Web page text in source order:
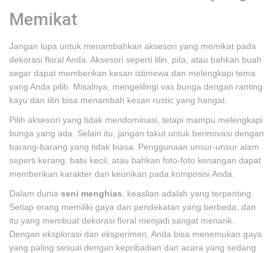
Memikat
Jangan lupa untuk menambahkan aksesori yang memikat pada
dekorasi floral Anda. Aksesori seperti lilin, pita, atau bahkan buah
segar dapat memberikan kesan istimewa dan melengkapi tema
yang Anda pilih. Misalnya, mengelilingi vas bunga dengan ranting
kayu dan lilin bisa menambah kesan rustic yang hangat.
Pilih aksesori yang tidak mendominasi, tetapi mampu melengkapi
bunga yang ada. Selain itu, jangan takut untuk berinovasi dengan
barang-barang yang tidak biasa. Penggunaan unsur-unsur alam
seperti kerang, batu kecil, atau bahkan foto-foto kenangan dapat
memberikan karakter dan keunikan pada komposisi Anda.
Dalam dunia seni menghias , keaslian adalah yang terpenting.
Setiap orang memiliki gaya dan pendekatan yang berbeda, dan
itu yang membuat dekorasi floral menjadi sangat menarik.
Dengan eksplorasi dan eksperimen, Anda bisa menemukan gaya
yang paling sesuai dengan kepribadian dan acara yang sedang